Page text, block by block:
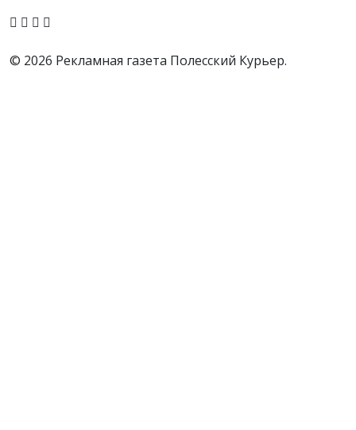
© 2026 Рекламная газета Полесский Курьер.